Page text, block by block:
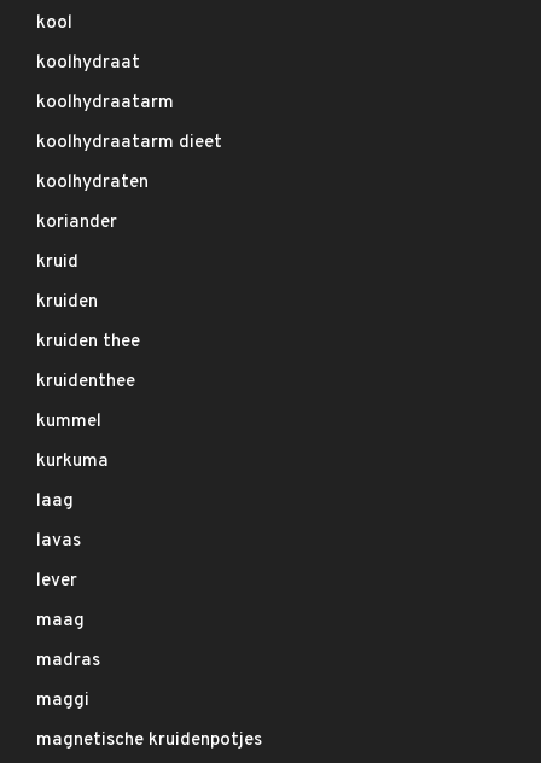
kool
koolhydraat
koolhydraatarm
koolhydraatarm dieet
koolhydraten
koriander
kruid
kruiden
kruiden thee
kruidenthee
kummel
kurkuma
laag
lavas
lever
maag
madras
maggi
magnetische kruidenpotjes